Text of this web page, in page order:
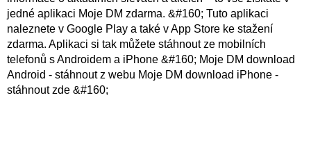
jedné aplikaci Moje DM zdarma. &#160; Tuto aplikaci
naleznete v Google Play a také v App Store ke stažení
zdarma. Aplikaci si tak můžete stáhnout ze mobilních
telefonů s Androidem a iPhone &#160; Moje DM download
Android - stáhnout z webu Moje DM download iPhone -
stáhnout zde &#160;